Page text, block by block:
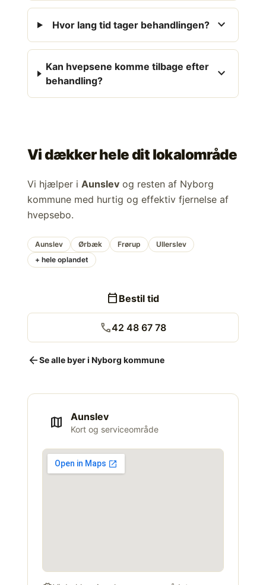
Hvor lang tid tager behandlingen? expand_more
Kan hvepsene komme tilbage efter
behandling?
expand_more
Vi dækker hele dit lokalområde
Vi hjælper i Aunslev og resten af Nyborg
kommune med hurtig og effektiv fjernelse af
hvepsebo.
Aunslev Ørbæk Frørup
Ullerslev
+ hele oplandet
calendar_today Bestil tid
call42 48 67 78
arrow_backSe alle byer i Nyborg kommune
map Aunslev
Kort og serviceområde